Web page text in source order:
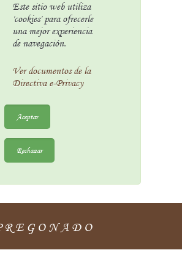
Este sitio web utiliza
'cookies' para ofrecerle
una mejor experiencia
de navegación.
Ver documentos de la
Directiva e-Privacy
Aceptar
Rechazar